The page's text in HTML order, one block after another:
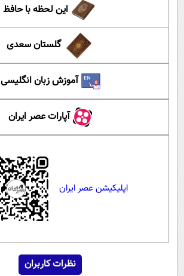
این لحظه با حافظ
گلستان سعدی
آموزش زبان انگلیسی
آپارات عصر ایران
اپلیکیشن عصر ایران
نظرات کاربران